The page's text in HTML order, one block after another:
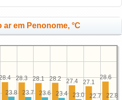
ar em Penonome, °C
28.6
27.1
27.4
28.2
28.1
28.3
22.8
22.7
23.0
23.4
23.6
23.7
23.8